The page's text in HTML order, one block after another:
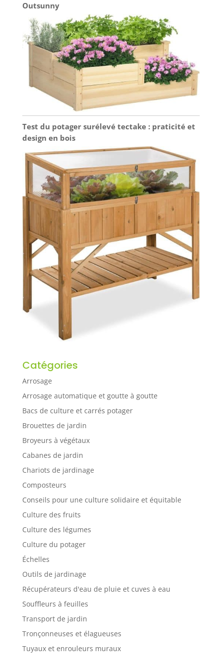
Outsunny
Test du potager surélevé tectake : praticité et
design en bois
Catégories
Arrosage
Arrosage automatique et goutte à goutte
Bacs de culture et carrés potager
Brouettes de jardin
Broyeurs à végétaux
Cabanes de jardin
Chariots de jardinage
Composteurs
Conseils pour une culture solidaire et équitable
Culture des fruits
Culture des légumes
Culture du potager
Échelles
Outils de jardinage
Récupérateurs d'eau de pluie et cuves à eau
Souffleurs à feuilles
Transport de jardin
Tronçonneuses et élagueuses
Tuyaux et enrouleurs muraux